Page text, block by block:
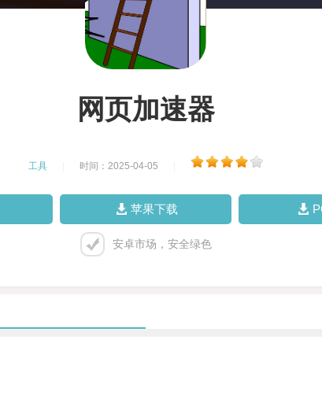
网页加速器
工具 时间：2025-04-05
苹果下载
安卓市场，安全绿色